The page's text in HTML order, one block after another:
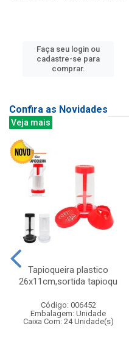
Faça seu login ou
cadastre-se para
comprar.
Confira as Novidades
Veja mais
Tapioqueira plastico
26x11cm,sortida tapioqu
Código: 006452
Embalagem: Unidade
Caixa Com: 24 Unidade(s)